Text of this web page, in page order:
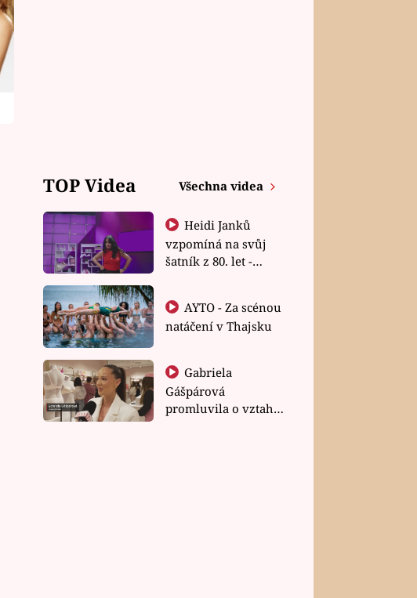
TOP Videa Všechna videa
Heidi Janků
vzpomíná na svůj
šatník z 80. let -
natáčení v Thajsku
Gabriela
Gášpárová
promluvila o vztahu